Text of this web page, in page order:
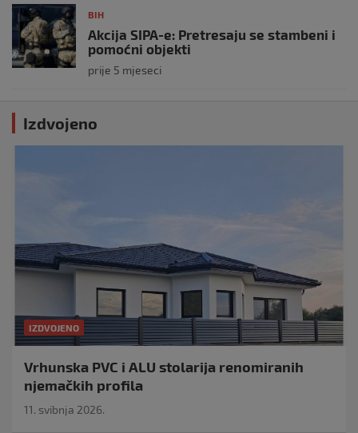
BIH
Akcija SIPA-e: Pretresaju se stambeni i
pomoćni objekti
prije 5 mjeseci
Izdvojeno
IZDVOJENO
Vrhunska PVC i ALU stolarija renomiranih
njemačkih profila
11. svibnja 2026.